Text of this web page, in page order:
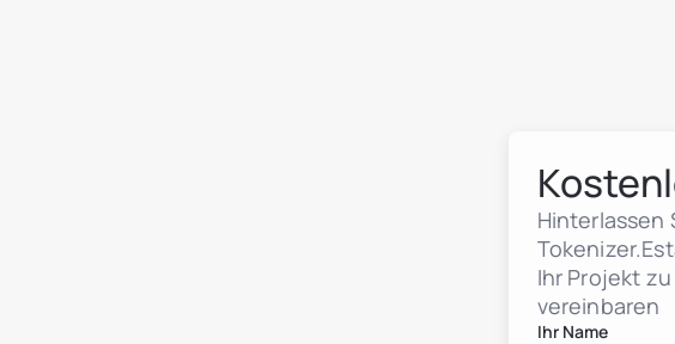
Hinterlassen
Ihr Projekt
vereinbaren
Ihr Name